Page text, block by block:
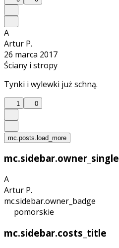
A
Artur P.
26 marca 2017
Ściany i stropy
Tynki i wylewki już schną.
1 0
mc.posts.load_more
mc.sidebar.owner_single
A
Artur P.
mc.sidebar.owner_badge
pomorskie
mc.sidebar.costs_title